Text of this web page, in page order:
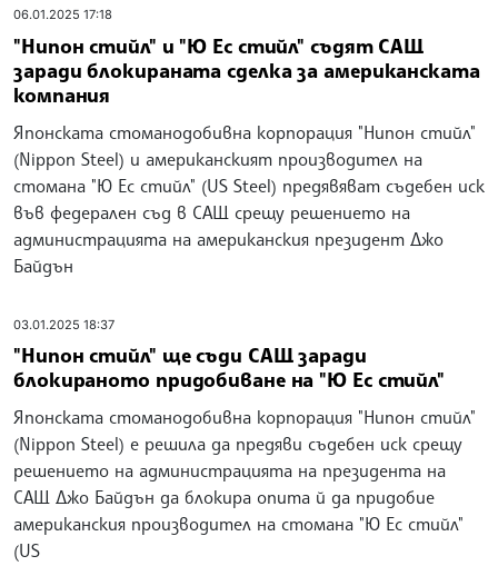
06.01.2025 17:18
"Нипон стийл" и "Ю Ес стийл" съдят САЩ
заради блокираната сделка за американската
компания
Японската стоманодобивна корпорация "Нипон стийл"
(Nippon Steel) и американският производител на
стомана "Ю Ес стийл" (US Steel) предявяват съдебен иск
във федерален съд в САЩ срещу решението на
администрацията на американския президент Джо
Байдън
03.01.2025 18:37
"Нипон стийл" ще съди САЩ заради
блокираното придобиване на "Ю Ес стийл"
Японската стоманодобивна корпорация "Нипон стийл"
(Nippon Steel) е решила да предяви съдебен иск срещу
решението на администрацията на президента на
САЩ Джо Байдън да блокира опита й да придобие
американския производител на стомана "Ю Ес стийл"
(US